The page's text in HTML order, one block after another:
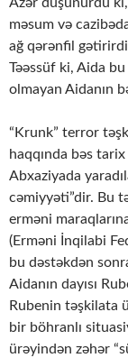
Azər düşünürdü
məsum və
ağ qərənfil
Təəssüf ki, Aida
olmayan Aidanın
“Krunk” terror
haqqında bəs
Abxaziyada
cəmiyyəti”dir. Bu
erməni
(Erməni İnqilabi
bu dəstəkdən
Aidanın dayısı
Rubenin təşkilata
bir böhranlı
ürəyindən zəhər